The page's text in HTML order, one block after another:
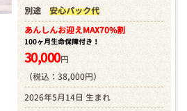
別途 安心パック代
あんしんお迎えMAX70%割
100ヶ月生命保障付き！
30,000円
（税込：38,000円）
2026年5月14日 生まれ